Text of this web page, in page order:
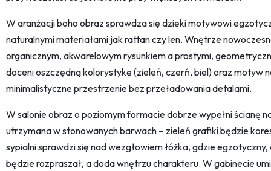
W aranżacji boho obraz sprawdza się dzięki motywowi
naturalnymi materiałami jak rattan czy len. Wnętrze
organicznym, akwarelowym rysunkiem a prostymi,
doceni oszczędną kolorystykę (zieleń, czerń, biel) oraz motyw
minimalistyczne przestrzenie bez przeładowania detalami.
W salonie obraz o poziomym formacie dobrze wypełni ścianę
utrzymana w stonowanych barwach – zieleń grafiki będzie
sypialni sprawdzi się nad wezgłowiem łóżka, gdzie
będzie rozpraszał, a doda wnętrzu charakteru. W gabinecie